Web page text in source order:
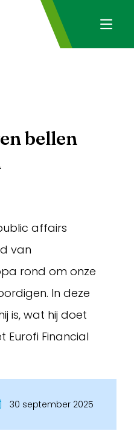
bellen
affairs
van
rond om onze
In deze
is, wat hij doet
Eurofi Financial
30 september 2025